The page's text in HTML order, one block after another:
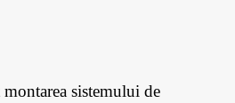
sistemului de